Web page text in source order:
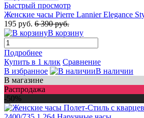
Быстрый просмотр
Женские часы Pierre Lannier Elegance
195 руб. 6 390 руб.
В корзину
Подробнее
Купить в 1 клик Сравнение
В избранное
В наличии
В магазине
Распродажа
-50%